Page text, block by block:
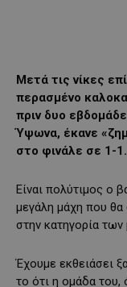
Μετά τις νίκες
περασμένο
πριν δυο
Ύψωνα, έκανε
στο φινάλε σε 1-1.
Είναι πολύτιμος ο
μεγάλη μάχη που θα
στην κατηγορία
Έχουμε εκθειάσει
το ότι η ομάδα του,